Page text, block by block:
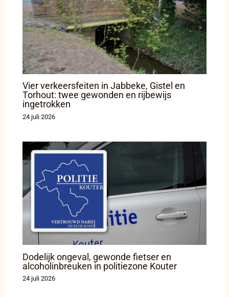
Vier verkeersfeiten in Jabbeke, Gistel en
Torhout: twee gewonden en rijbewijs
ingetrokken
24 juli 2026
Dodelijk ongeval, gewonde fietser en
alcoholinbreuken in politiezone Kouter
24 juli 2026